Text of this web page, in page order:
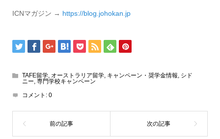
ICNマガジン → https://blog. johokan.jp
TAFE留学, オーストラリア留学, キャンペーン・奨学金情報 シド
ニー 専門学校キャンペーン
コメント: 0